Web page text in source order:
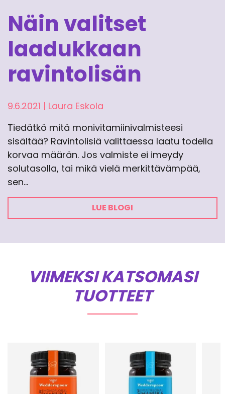
Näin valitset
laadukkaan
ravintolisän
9.6.2021 | Laura Eskola
Tiedätkö mitä monivitamiinivalmisteesi
sisältää? Ravintolisiä valittaessa laatu todella
korvaa määrän. Jos valmiste ei imeydy
solutasolla, tai mikä vielä merkittävämpää,
sen…
LUE BLOGI
VIIMEKSI KATSOMASI
TUOTTEET